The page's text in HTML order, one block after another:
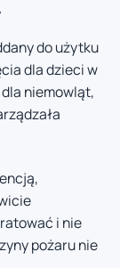
do użytku
dla dzieci w
niemowląt,
i nie
pożaru nie